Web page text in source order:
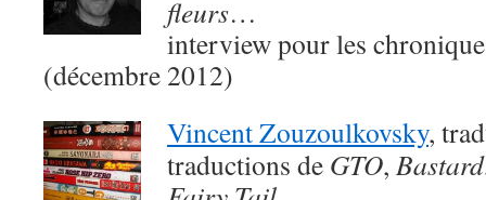
fleurs…
interview pour les
(décembre 2012)
Vincent Zouzoulkovsky,
traductions de GTO, Bastard